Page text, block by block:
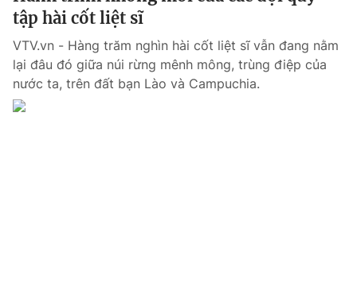
tập hài cốt liệt sĩ
VTV.vn - Hàng trăm nghìn hài cốt liệt sĩ vẫn đang nằm
lại đâu đó giữa núi rừng mênh mông, trùng điệp của
nước ta, trên đất bạn Lào và Campuchia.